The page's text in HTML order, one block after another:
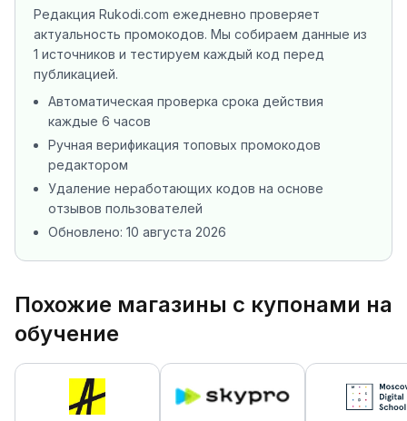
Редакция Rukodi.com ежедневно проверяет
актуальность промокодов. Мы собираем данные из
1 источников и тестируем каждый код перед
публикацией.
Автоматическая проверка срока действия
каждые 6 часов
Ручная верификация топовых промокодов
редактором
Удаление неработающих кодов на основе
отзывов пользователей
Обновлено: 10 августа 2026
Похожие магазины с купонами на
обучение